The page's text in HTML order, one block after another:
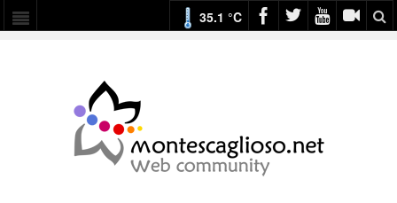
35.1 °C